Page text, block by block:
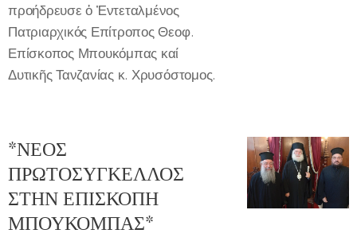
προήδρευσε ὁ Ἐντεταλμένος
Πατριαρχικός Επίτροπος Θεοφ.
Επίσκοπος Μπουκόμπας καί
Δυτικῆς Τανζανίας κ. Χρυσόστομος.
*ΝΕΟΣ
ΠΡΩΤΟΣΥΓΚΕΛΛΟΣ
ΣΤΗΝ ΕΠΙΣΚΟΠΗ
ΜΠΟΥΚΟΜΠΑΣ*